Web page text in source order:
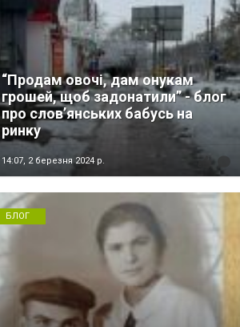
“Продам овочі, дам онукам
грошей, щоб задонатили” - блог
про словʼянських бабусь на
ринку
14:07, 2 березня 2024 р.
БЛОГ